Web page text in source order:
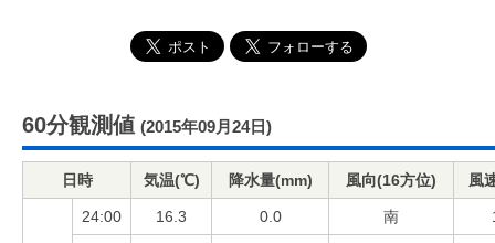
60分観測値 (2015年09月24日)
日時 気温(℃) 降水量(mm) 風向(16方位) 風
24:00 16.3 0.0 南